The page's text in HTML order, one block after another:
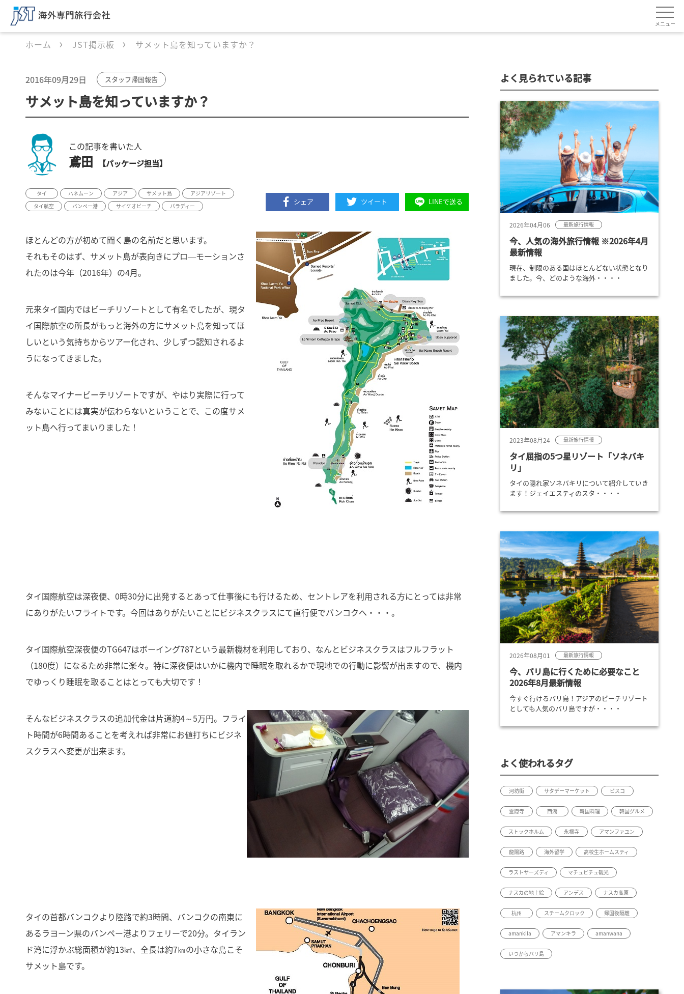
メニュー
ホーム JST掲示板 サメット島を知っていますか？
2016年09月29日 スタッフ帰国報告
サメット島を知っていますか？
この記事を書いた人
鳶田 【パッケージ担当】
タイ ハネムーン アジア サメット島
アジアリゾート
タイ航空
バンペー港 サイケオビーチ パラディー シェア ツイート LINEで送る
ほとんどの方が初めて聞く島の名前だと思います。
それもそのはず、サメット島が表向きにプロ―モーションさ
れたのは今年（2016年）の4月。
元来タイ国内ではビーチリゾートとして有名でしたが、現タ
イ国際航空の所長がもっと海外の方にサメット島を知ってほ
しいという気持ちからツアー化され、少しずつ認知されるよ
うになってきました。
そんなマイナービーチリゾートですが、やはり実際に行って
みないことには真実が伝わらないということで、この度サメ
ット島へ行ってまいりました！
タイ国際航空は深夜便、0時30分に出発するとあって仕事後にも行けるため、セントレアを利用される方にとっては非常
にありがたいフライトです。今回はありがたいことにビジネスクラスにて直行便でバンコクへ・・・。
タイ国際航空深夜便のTG647はボーイング787という最新機材を利用しており、なんとビジネスクラスはフルフラット
（180度）になるため非常に楽々。特に深夜便はいかに機内で睡眠を取れるかで現地での行動に影響が出ますので、機内
でゆっくり睡眠を取ることはとっても大切です！
そんなビジネスクラスの追加代金は片道約4～5万円。フライ
ト時間が6時間あることを考えれば非常にお値打ちにビジネ
スクラスへ変更が出来ます。
タイの首都バンコクより陸路で約3時間、バンコクの南東に
あるラヨーン県のバンペー港よりフェリーで20分。タイラン
ド湾に浮かぶ総面積が約13㎢、全長は約7㎞の小さな島こそ
サメット島です。
よく見られている記事
2026年04月06 最新旅行情報
今、人気の海外旅行情報 ※2026年4月
最新情報
現在、制限のある国はほとんどない状態となり
ました。今、どのような海外・・・・
2023年08月24 最新旅行情報
タイ屈指の5つ星リゾート「ソネバキ
リ」
タイの隠れ家ソネバキリについて紹介していき
ます！ジェイエスティのスタ・・・・
2026年08月01 最新旅行情報
今、バリ島に行くために必要なこと
2026年8月最新情報
今すぐ行けるバリ島！アジアのビーチリゾート
としても人気のバリ島ですが・・・・
よく使われるタグ
河坊街 サタデーマーケット ピスコ
霊隠寺 西湖 韓国料理 韓国グルメ
ストックホルム 永福寺 アマンファユン
龍陽路 海外留学 高校生ホームスティ
ラストサーズディ マチュピチュ観光
ナスカの地上絵 アンデス ナスカ高原
杭州 スチームクロック 帰国後隔離
amankila アマンキラ amanwana
いつからバリ島